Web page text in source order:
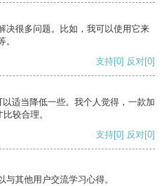
决很多问题。比如，我可以使用它来
支持[0] 反对[0]
适当降低一些。我个人觉得，一款加
较合理。
支持[0] 反对[0]
其他用户交流学习心得。